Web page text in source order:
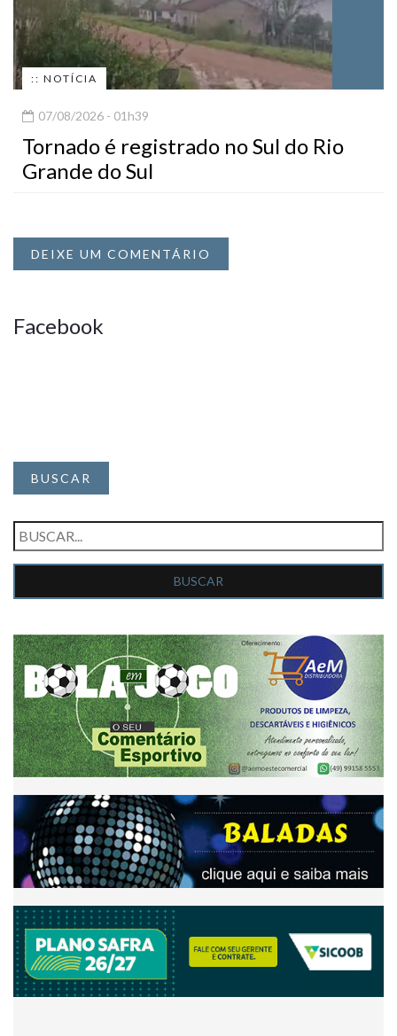
:: NOTÍCIA
07/08/2026 - 01h39
Tornado é registrado no Sul do Rio
Grande do Sul
DEIXE UM COMENTÁRIO
Facebook
BUSCAR